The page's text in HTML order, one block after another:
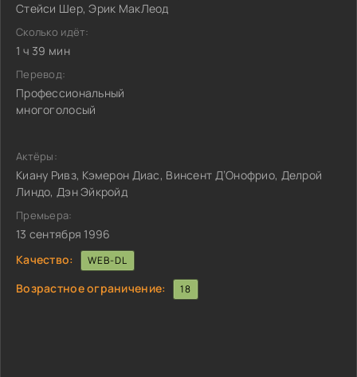
Стейси Шер, Эрик МакЛеод
Сколько идёт:
1 ч 39 мин
Перевод:
Профессиональный
многоголосый
Актёры:
Киану Ривз, Кэмерон Диас, Винсент Д’Онофрио, Делрой
Линдо, Дэн Эйкройд
Премьера:
13 сентября 1996
Качество:
WEB-DL
Возрастное ограничение: 18